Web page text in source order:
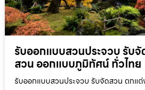
รับออกแบบสวนประจวบ รับ
สวน ออกแบบภูมิทัศน์ ทั่วไทย
รับออกแบบสวนประจวบ รับจัดสวน ตกแ